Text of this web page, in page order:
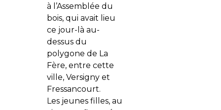
à l’Assemblée du
bois, qui avait lieu
ce jour-là au-
dessus du
polygone de La
Fère, entre cette
ville, Versigny et
Fressancourt.
Les jeunes filles, au